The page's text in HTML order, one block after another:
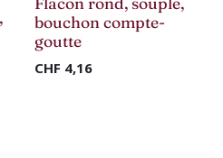
bouchon compte-
goutte
CHF 4,16